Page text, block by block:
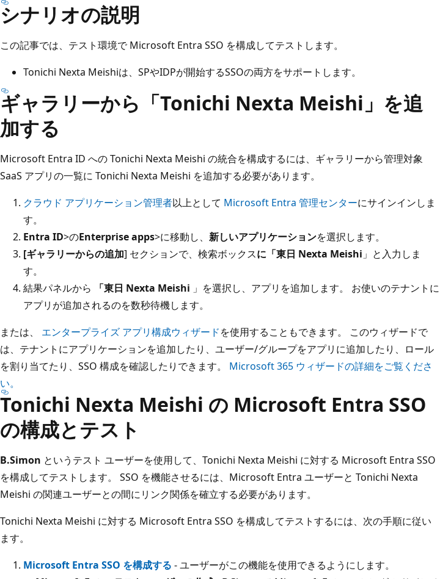
シナリオの説明
この記事では、テスト環境で Microsoft Entra SSO を構成してテストします。
Tonichi Nexta Meishiは、SPやIDPが開始するSSOの両方をサポートします。
ギャラリーから「Tonichi Nexta Meishi」を追
加する
Microsoft Entra ID への Tonichi Nexta Meishi の統合を構成するには、ギャラリーから管理対象
SaaS アプリの一覧に Tonichi Nexta Meishi を追加する必要があります。
クラウド アプリケーション管理者以上として Microsoft Entra 管理センターにサインインしま
す。
Entra ID>のEnterprise apps>に移動し、 新しいアプリケーションを選択します。
[ギャラリーからの追加] セクションで、検索ボックスに「東日 Nexta Meishi 」と入力しま
す。
結果パネルから
「東日 Nexta Meishi 」を選択し、アプリを追加します。 お使いのテナントに
アプリが追加されるのを数秒待機します。
または、 エンタープライズ アプリ構成ウィザードを使用することもできます。 このウィザードで
は、テナントにアプリケーションを追加したり、ユーザー/グループをアプリに追加したり、ロール
を割り当てたり、SSO 構成を確認したりできます。 Microsoft 365 ウィザードの詳細をご覧くださ
い。
Tonichi Nexta Meishi の Microsoft Entra SSO
の構成とテスト
B.Simon というテスト ユーザーを使用して、Tonichi Nexta Meishi に対する Microsoft Entra SSO
を構成してテストします。 SSO を機能させるには、Microsoft Entra ユーザーと Tonichi Nexta
Meishi の関連ユーザーとの間にリンク関係を確立する必要があります。
Tonichi Nexta Meishi に対する Microsoft Entra SSO を構成してテストするには、次の手順に従い
ます。
Microsoft Entra SSO を構成する - ユーザーがこの機能を使用できるようにします。